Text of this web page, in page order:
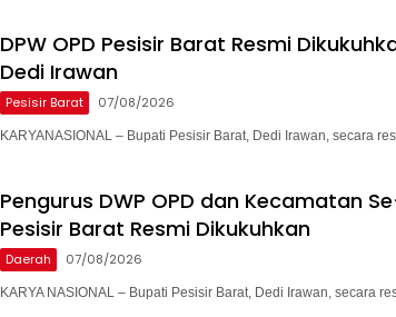
DPW OPD Pesisir Barat Resmi
Dedi Irawan
Pesisir Barat 07/08/2026
KARYANASIONAL – Bupati Pesisir Barat, Dedi Irawan, secara
Pengurus DWP OPD dan Kecamatan
Pesisir Barat Resmi Dikukuhkan
Daerah 07/08/2026
KARYA NASIONAL – Bupati Pesisir Barat, Dedi Irawan, secara